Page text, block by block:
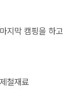
지막 캠핑을 하
철재료